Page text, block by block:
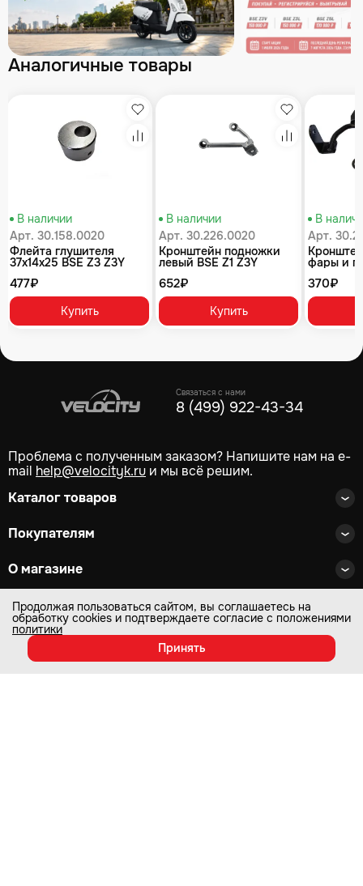
Аналогичные товары
Избранное
Сравнение
В наличии
Арт. 30.158.0020
Флейта глушителя
37x14x25 BSE Z3 Z3Y
477₽
Купить
Избранное
Сравнение
В наличии
Арт. 30.226.0020
Кронштейн подножки
левый BSE Z1 Z3Y
652₽
Купить
В
Арт.
фары и
370₽
Связаться с нами
8 (499) 922-43-34
Проблема с полученным заказом? Напишите нам на e-
mail help@velocityk.ru и мы всё решим.
Каталог товаров
Покупателям
О магазине
Магазины и СЦ
Продолжая пользоваться сайтом, вы соглашаетесь на
обработку cookies и подтверждаете согласие с положениями
политики
Принять